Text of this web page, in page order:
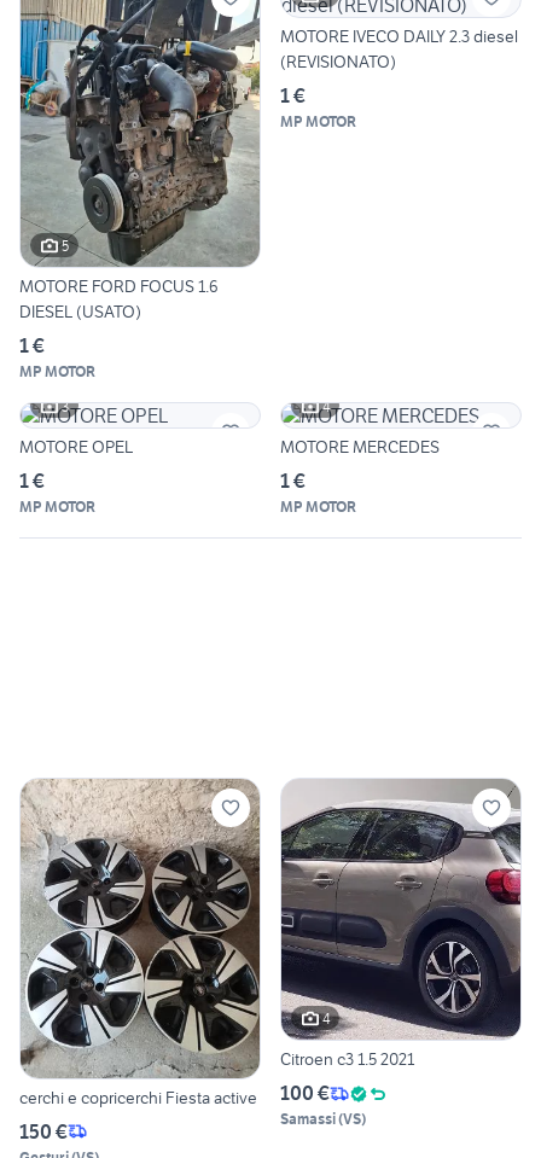
5
MOTORE FORD FOCUS 1.6
DIESEL (USATO)
1 €
MP MOTOR
MOTORE IVECO DAILY 2.3 diesel
(REVISIONATO)
1 €
MP MOTOR
3
MOTORE OPEL
1 €
MP MOTOR
4
MOTORE MERCEDES
1 €
MP MOTOR
cerchi e copricerchi Fiesta active
150 €
4
Citroen c3 1.5 2021
100 €
Samassi(VS)